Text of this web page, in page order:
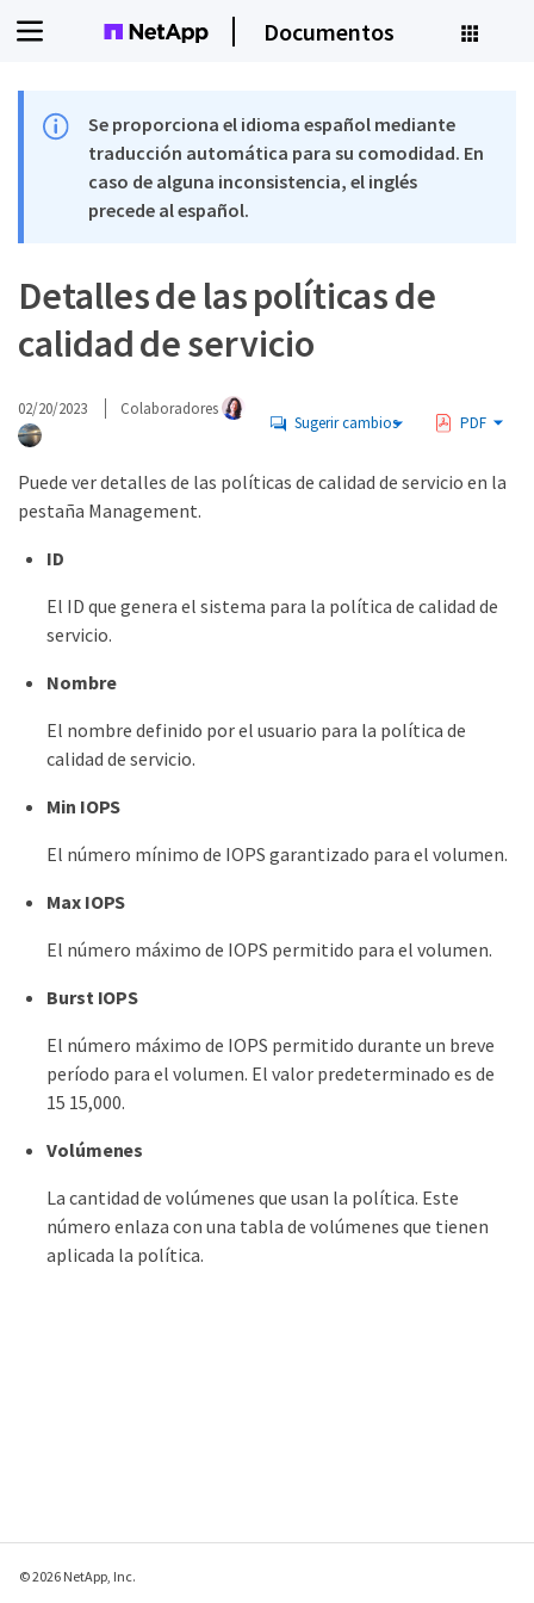
Documentos
Se proporciona el idioma español mediante
traducción automática para su comodidad. En
caso de alguna inconsistencia, el inglés
precede al español.
Detalles de las políticas de
calidad de servicio
02/20/2023 Colaboradores
Sugerir cambios PDF
Puede ver detalles de las políticas de calidad de servicio en la
pestaña Management.
ID
El ID que genera el sistema para la política de calidad de
servicio.
Nombre
El nombre definido por el usuario para la política de
calidad de servicio.
Min IOPS
El número mínimo de IOPS garantizado para el volumen.
Max IOPS
El número máximo de IOPS permitido para el volumen.
Burst IOPS
El número máximo de IOPS permitido durante un breve
período para el volumen. El valor predeterminado es de
15 15,000.
Volúmenes
La cantidad de volúmenes que usan la política. Este
número enlaza con una tabla de volúmenes que tienen
aplicada la política.
© 2026 NetApp, Inc.